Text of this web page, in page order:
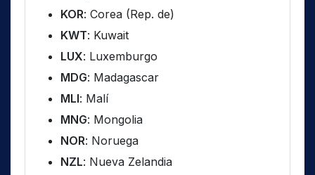
KOR: Corea (Rep. de)
KWT: Kuwait
LUX: Luxemburgo
MDG: Madagascar
MLI: Malí
MNG: Mongolia
NOR: Noruega
NZL: Nueva Zelandia